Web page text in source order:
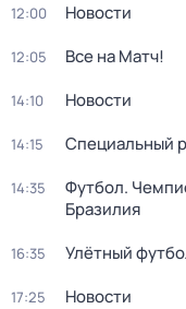
12:00 Новости
12:05 Все на Матч!
14:10 Новости
14:15 Специальный
14:35
Футбол.
Бразилия
16:35 Улётный
17:25 Новости